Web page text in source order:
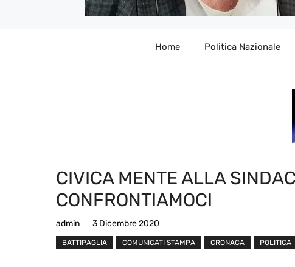
Home Politica Nazionale
CIVICA MENTE ALLA
CONFRONTIAMOCI
admin 3 Dicembre 2020
BATTIPAGLIA COMUNICATI STAMPA CRONACA POLITICA